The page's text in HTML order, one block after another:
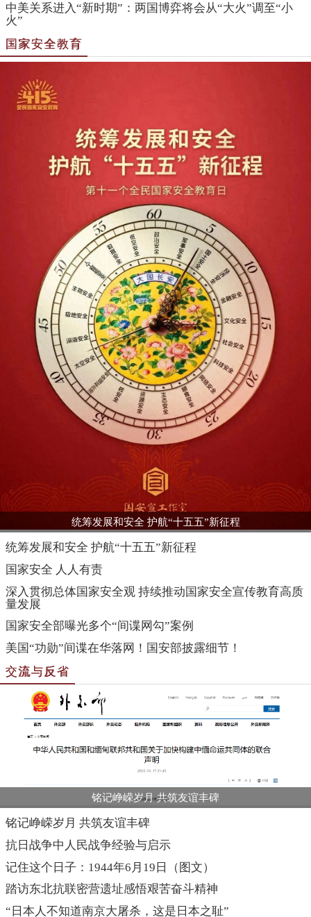
中美关系进入“新时期”：两国博弈将会从“大火”调至“小
火”
国家安全教育
统筹发展和安全 护航“十五五”新征程
统筹发展和安全 护航“十五五”新征程
国家安全 人人有责
深入贯彻总体国家安全观 持续推动国家安全宣传教育高质
量发展
国家安全部曝光多个“间谍网勾”案例
美国“功勋”间谍在华落网！国安部披露细节！
交流与反省
铭记峥嵘岁月 共筑友谊丰碑
铭记峥嵘岁月 共筑友谊丰碑
抗日战争中人民战争经验与启示
记住这个日子：1944年6月19日（图文）
踏访东北抗联密营遗址感悟艰苦奋斗精神
“日本人不知道南京大屠杀，这是日本之耻”